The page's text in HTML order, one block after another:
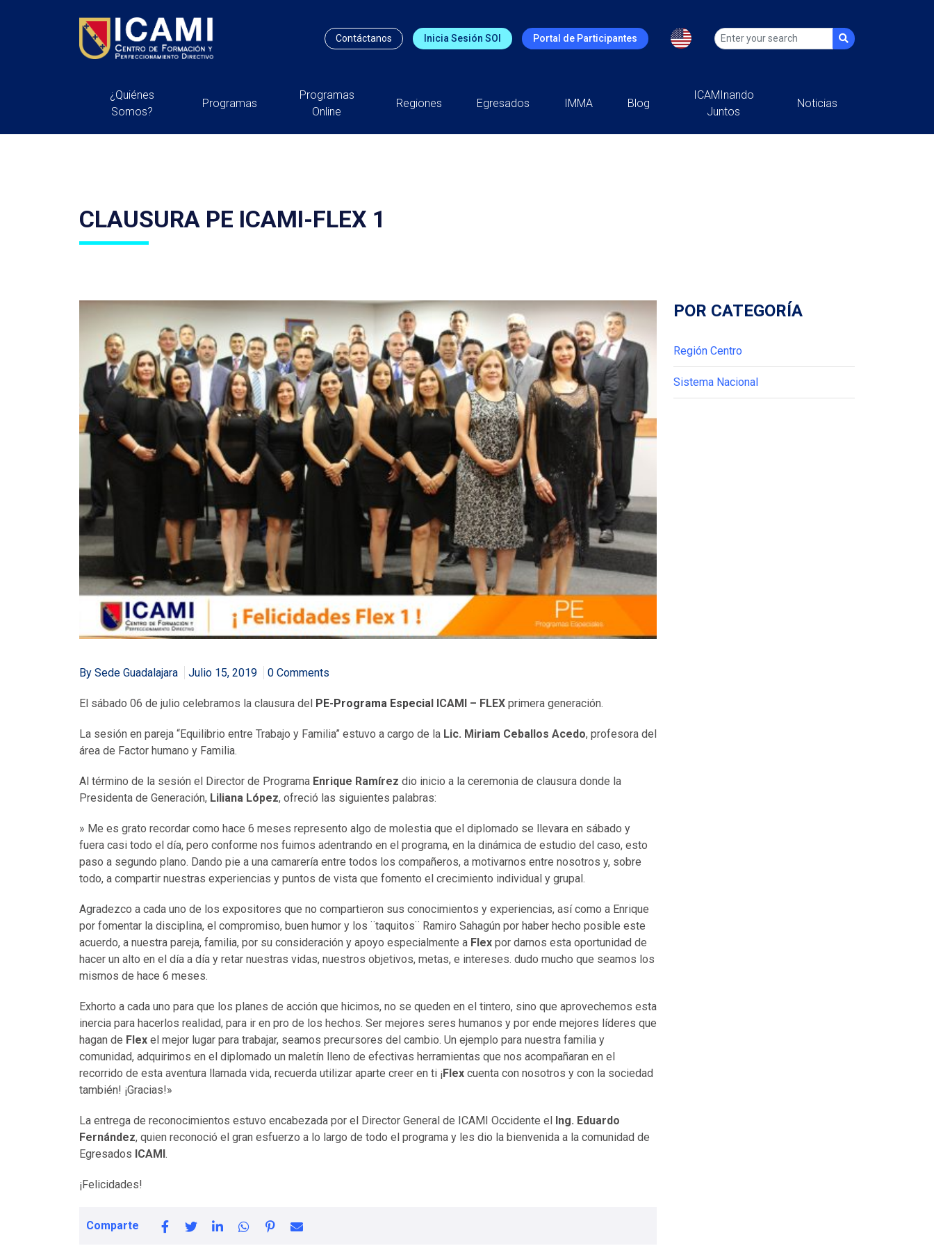
Contáctanos Inicia Sesión SOI Portal de Participantes
¿Quiénes
Somos?
Programas
Programas
Online
Regiones Egresados IMMA Blog
ICAMInando
Juntos
Noticias
CLAUSURA PE ICAMI-FLEX 1
By Sede Guadalajara Julio 15, 2019 0 Comments
El sábado 06 de julio celebramos la clausura del PE-Programa Especial ICAMI – FLEX primera generación.
La sesión en pareja “Equilibrio entre Trabajo y Familia” estuvo a cargo de la Lic. Miriam Ceballos Acedo, profesora del
área de Factor humano y Familia.
Al término de la sesión el Director de Programa Enrique Ramírez dio inicio a la ceremonia de clausura donde la
Presidenta de Generación, Liliana López, ofreció las siguientes palabras:
» Me es grato recordar como hace 6 meses represento algo de molestia que el diplomado se llevara en sábado y
fuera casi todo el día, pero conforme nos fuimos adentrando en el programa, en la dinámica de estudio del caso, esto
paso a segundo plano. Dando pie a una camarería entre todos los compañeros, a motivarnos entre nosotros y, sobre
todo, a compartir nuestras experiencias y puntos de vista que fomento el crecimiento individual y grupal.
Agradezco a cada uno de los expositores que no compartieron sus conocimientos y experiencias, así como a Enrique
por fomentar la disciplina, el compromiso, buen humor y los ¨taquitos¨ Ramiro Sahagún por haber hecho posible este
acuerdo, a nuestra pareja, familia, por su consideración y apoyo especialmente a Flex por darnos esta oportunidad de
hacer un alto en el día a día y retar nuestras vidas, nuestros objetivos, metas, e intereses. dudo mucho que seamos los
mismos de hace 6 meses.
Exhorto a cada uno para que los planes de acción que hicimos, no se queden en el tintero, sino que aprovechemos esta
inercia para hacerlos realidad, para ir en pro de los hechos. Ser mejores seres humanos y por ende mejores líderes que
hagan de Flex el mejor lugar para trabajar, seamos precursores del cambio. Un ejemplo para nuestra familia y
comunidad, adquirimos en el diplomado un maletín lleno de efectivas herramientas que nos acompañaran en el
recorrido de esta aventura llamada vida, recuerda utilizar aparte creer en ti ¡Flex cuenta con nosotros y con la sociedad
también! ¡Gracias!»
La entrega de reconocimientos estuvo encabezada por el Director General de ICAMI Occidente el Ing. Eduardo
Fernández, quien reconoció el gran esfuerzo a lo largo de todo el programa y les dio la bienvenida a la comunidad de
Egresados ICAMI.
¡Felicidades!
Comparte
POR CATEGORÍA
Región Centro
Sistema Nacional